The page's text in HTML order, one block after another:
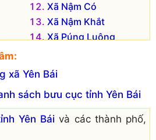
Xã Nậm Có
Xã Nậm Khắt
Xã Púng Luông
xã Yên Bái
sách bưu cục tỉnh Yên Bái
Yên Bái và các thành phố,